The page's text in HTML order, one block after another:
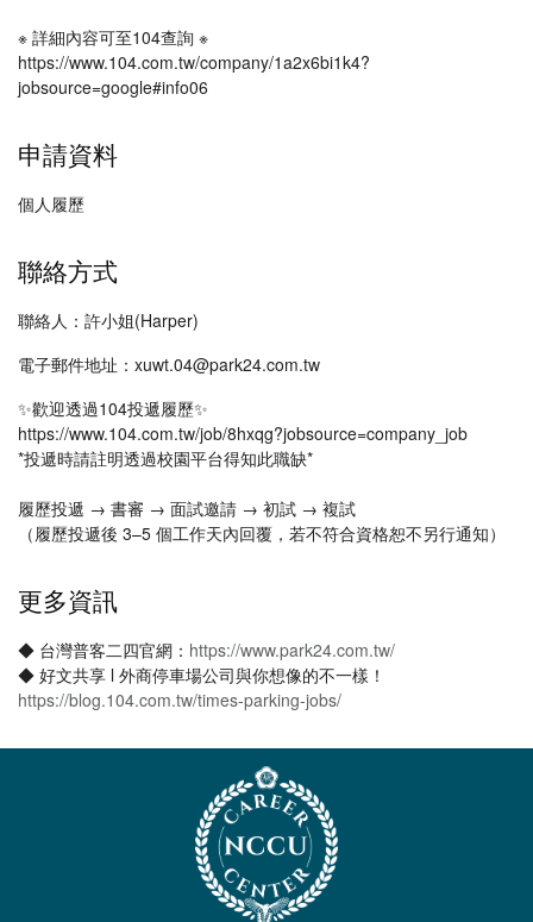
※ 詳細內容可至104查詢 ※
https://www.104.com.tw/company/1a2x6bi1k4?
jobsource=google#info06
申請資料
個人履歷
聯絡方式
聯絡人：許小姐(Harper)
電子郵件地址：xuwt.04@park24.com.tw
✨歡迎透過104投遞履歷✨
https://www.104.com.tw/job/8hxqg?jobsource=company_job
*投遞時請註明透過校園平台得知此職缺*
履歷投遞 → 書審 → 面試邀請 → 初試 → 複試
（履歷投遞後 3–5 個工作天內回覆，若不符合資格恕不另行通知）
更多資訊
◆ 台灣普客二四官網： https://www.park24.com.tw/
◆ 好文共享 l 外商停車場公司與你想像的不一樣！
https://blog.104.com.tw/times-parking-jobs/